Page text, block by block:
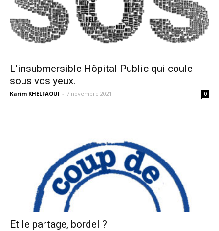
L’insubmersible Hôpital Public qui coule
sous vos yeux.
Karim KHELFAOUI - 7 novembre 2021 0
Et le partage, bordel ?